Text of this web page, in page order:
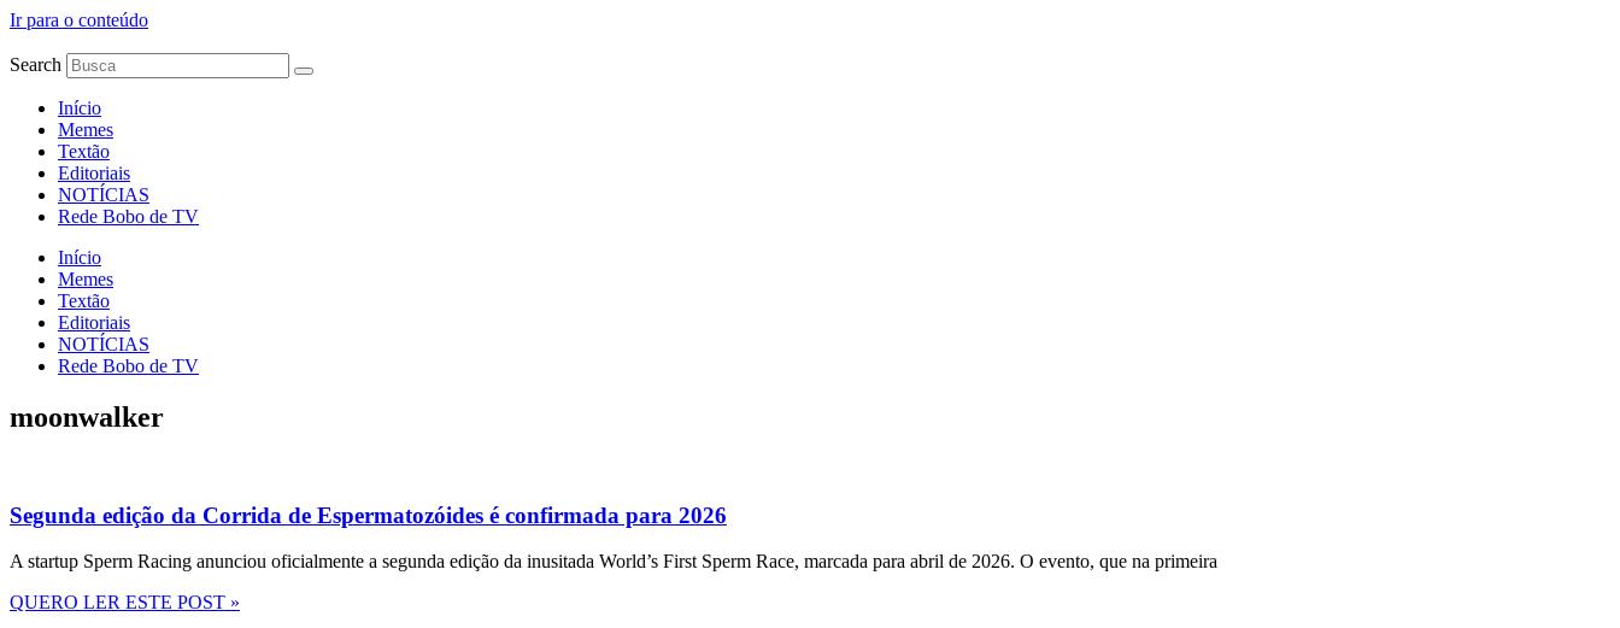
Ir para o conteúdo
Search
Início
Memes
Textão
Editoriais
NOTÍCIAS
Rede Bobo de TV
Início
Memes
Textão
Editoriais
NOTÍCIAS
Rede Bobo de TV
moonwalker
Segunda edição da Corrida de Espermatozóides é confirmada para 2026
A startup Sperm Racing anunciou oficialmente a segunda edição da inusitada World’s First Sperm Race, marcada para abril de 2026. O evento, que na primeira
QUERO LER ESTE POST »